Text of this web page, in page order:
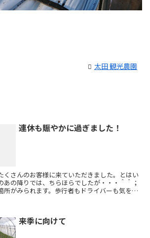
太田 観光農園
連休も賑やかに過ぎました！
くさんのお客様に来ていただきました。とはい
あの降りでは、ちらほらでしたが・・・＾＾；
所がみられます。歩行者もドライバーも気をつ
来季に向けて